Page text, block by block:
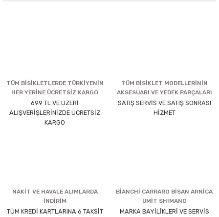
TÜM BİSİKLETLERDE TÜRKİYENİN
HER YERİNE ÜCRETSİZ KARGO
699 TL VE ÜZERİ
ALIŞVERİŞLERİNİZDE ÜCRETSİZ
KARGO
TÜM BİSİKLET MODELLERİNİN
AKSESUARI VE YEDEK PARÇALARI
SATIŞ SERVİS VE SATIŞ SONRASI
HİZMET
NAKİT VE HAVALE ALIMLARDA
İNDİRİM
TÜM KREDİ KARTLARINA 6 TAKSİT
BİANCHİ CARRARO BİSAN ARNİCA
ÜMİT SHIMANO
MARKA BAYİLİKLERİ VE SERVİS